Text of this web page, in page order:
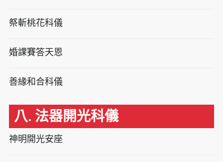
祭斬桃花科儀
婚課賽答天恩
善緣和合科儀
八. 法器開光科儀
神明開光安座